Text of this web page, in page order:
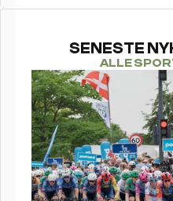
SENESTE
ALLE